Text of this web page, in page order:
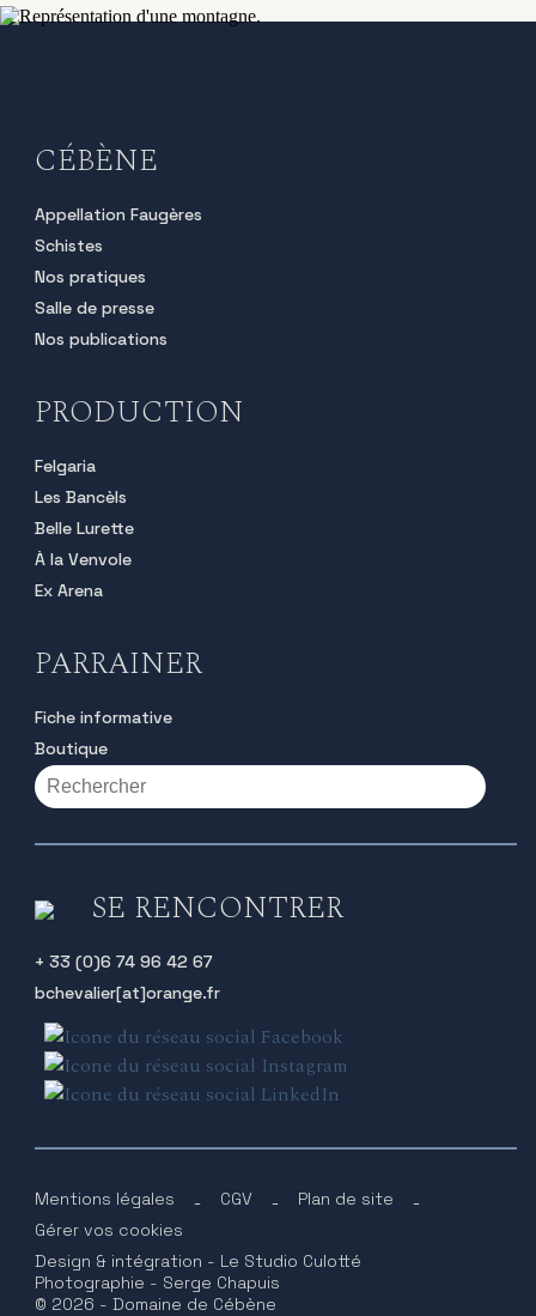
CÉBÈNE
Appellation Faugères
Schistes
Nos pratiques
Salle de presse
Nos publications
PRODUCTION
Felgaria
Les Bancèls
Belle Lurette
À la Venvole
Ex Arena
PARRAINER
Fiche informative
Boutique
SE RENCONTRER
+ 33 (0)6 74 96 42 67
bchevalier[at]orange.fr
Mentions légales - CGV - Plan de site -
Gérer vos cookies
Design & intégration - Le Studio Culotté
Photographie - Serge Chapuis
© 2026 - Domaine de Cébène